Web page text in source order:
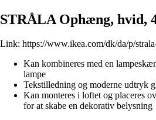
STRÅLA Ophæng, hvid,
Link: https://www.ikea.com/dk/da/p/
Kan kombineres med en
lampe
Tekstilledning og moderne udtryk
Kan monteres i loftet og placeres
for at skabe en dekorativ belysning